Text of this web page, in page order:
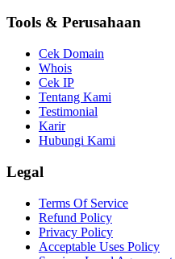
Tools & Perusahaan
Cek Domain
Whois
Cek IP
Tentang Kami
Testimonial
Karir
Hubungi Kami
Legal
Terms Of Service
Refund Policy
Privacy Policy
Acceptable Uses Policy